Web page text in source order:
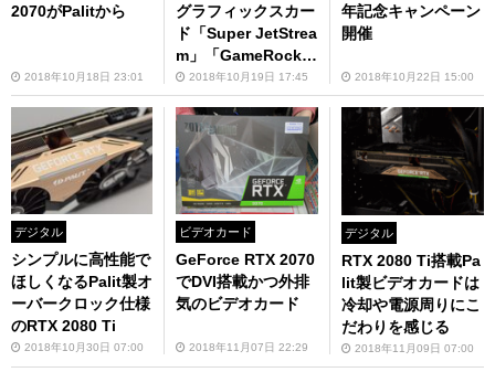
2070がPalitから
2018年10月18日 23:01
グラフィックスカー
ド「Super JetStrea
m」「GameRock P
remium」
2018年10月19日 17:45
年記念キャンペーン
開催
2018年10月22日 15:00
デジタル
シンプルに高性能で
ほしくなるPalit製オ
ーバークロック仕様
のRTX 2080 Ti
2018年10月30日 07:00
ビデオカード
GeForce RTX 2070
でDVI搭載かつ外排
気のビデオカード
2018年11月07日 22:29
デジタル
RTX 2080 Ti搭載Pa
lit製ビデオカードは
冷却や電源周りにこ
だわりを感じる
2018年11月09日 07:00